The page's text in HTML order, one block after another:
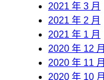
2021 年 3 月
2021 年 2 月
2021 年 1 月
2020 年 12 月
2020 年 11 月
2020 年 10 月